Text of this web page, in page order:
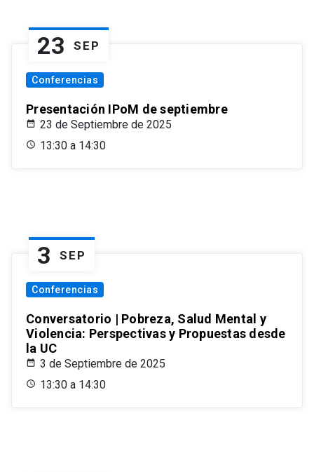
23 SEP
Conferencias
Presentación IPoM de septiembre
23 de Septiembre de 2025
13:30 a 14:30
3 SEP
Conferencias
Conversatorio | Pobreza, Salud Mental y
Violencia: Perspectivas y Propuestas desde
la UC
3 de Septiembre de 2025
13:30 a 14:30